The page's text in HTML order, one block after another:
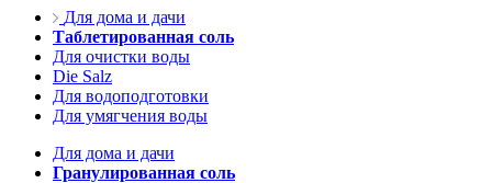
Для дома и дачи
Таблетированная соль
Для очистки воды
Die Salz
Для водоподготовки
Для умягчения воды
Для дома и дачи
Гранулированная соль